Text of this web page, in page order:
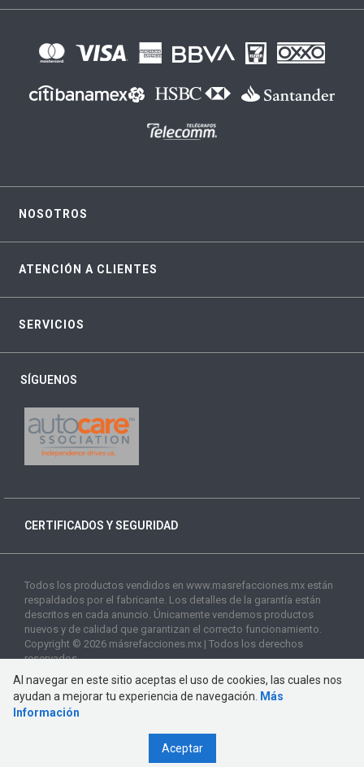
NOSOTROS
ATENCIÓN A CLIENTES
SERVICIOS
SÍGUENOS
CERTIFICADOS Y SEGURIDAD
Todos los productos vendidos en www.masrefacciones.mx están
respaldados por el fabricante. Los detalles de la garantía están
descritos en cada anuncio. Únicamente vendemos productos
nuevos y de calidad que garantizan el correcto funcionamiento.
Copyright © 2026 másrefacciones.mx | Todos los derechos
reservados
Al navegar en este sitio aceptas el uso de cookies, las cuales nos
ayudan a mejorar tu experiencia de navegación.
Más
Información
Aceptar